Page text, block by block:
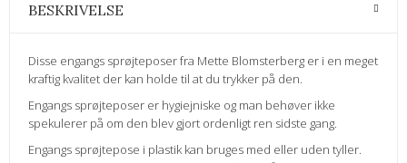
BESKRIVELSE
Disse engangs sprøjteposer fra Mette Blomsterberg er i en meget
kraftig kvalitet der kan holde til at du trykker på den.
Engangs sprøjteposer er hygiejniske og man behøver ikke
spekulerer på om den blev gjort ordenligt ren sidste gang.
Engangs sprøjtepose i plastik kan bruges med eller uden tyller.